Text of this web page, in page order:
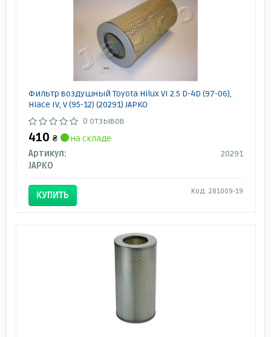
Фильтр воздушный Toyota Hilux VI 2.5 D-4D (97-06),
Hiace IV, V (95-12) (20291) JAPKO
0 отзывов
410 ₴
на складе
Артикул:
20291
JAPKO
КУПИТЬ Код: 281009-19